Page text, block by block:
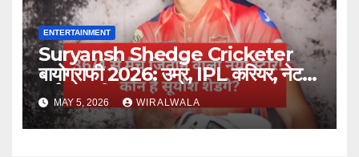
ENTERTAINMENT
Suryansh Shedge Cricketer
बायोग्राफी 2026: उम्र, IPL करियर, नेट
वर्थ और परिवार
MAY 5, 2026 WIRALWALA